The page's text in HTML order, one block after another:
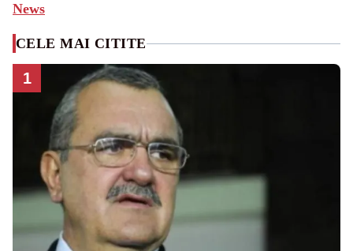
News
CELE MAI CITITE
1